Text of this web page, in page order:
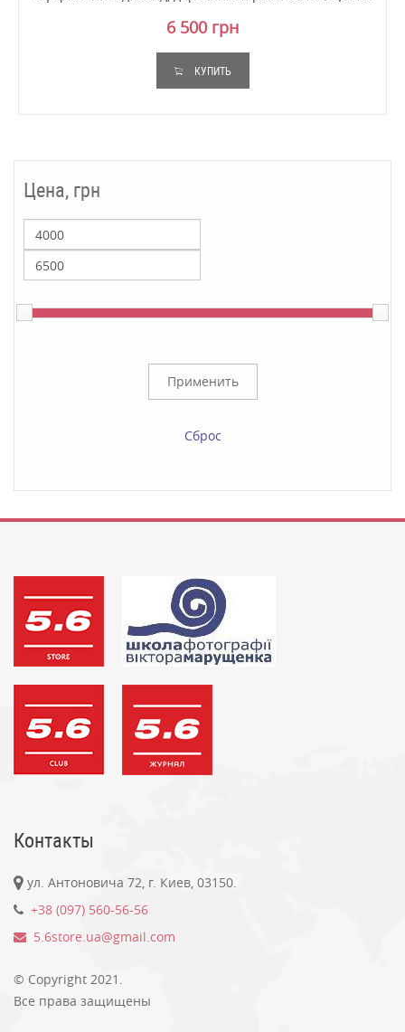
6 500 грн
КУПИТЬ
Цена, грн
Сброс
Контакты
ул. Антоновича 72, г. Киев, 03150.
+38 (097) 560-56-56
5.6store.ua@gmail.com
© Copyright 2021.
Все права защищены